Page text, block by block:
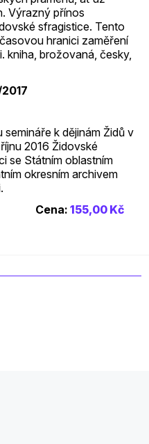
Výrazný přínos
sfragistice. Tento
hranici zaměření
kniha, brožovaná, česky,
k dějinám Židů v
2016 Židovské
se Státním oblastním
okresním archivem
Cena: 155,00 Kč